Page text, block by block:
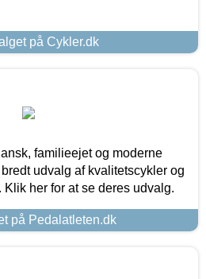
på Cykler.dk
familieejet og moderne
udvalg af kvalitetscykler og
her for at se deres udvalg.
på Pedalatleten.dk